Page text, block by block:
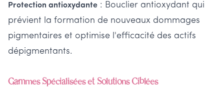
Protection antioxydante : Bouclier antioxydant qui
prévient la formation de nouveaux dommages
pigmentaires et optimise l'efficacité des actifs
dépigmentants.
Gammes Spécialisées et Solutions Ciblées